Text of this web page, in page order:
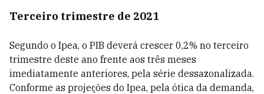
Terceiro trimestre de 2021
Segundo o Ipea, o PIB deverá crescer 0,2% no terceiro
trimestre deste ano frente aos três meses
imediatamente anteriores, pela série dessazonalizada.
Conforme as projeções do Ipea, pela ótica da demanda,